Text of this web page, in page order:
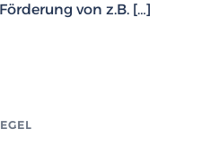
von z.B. […]